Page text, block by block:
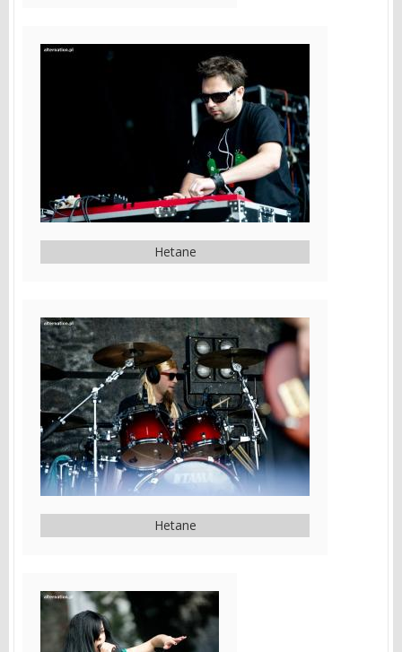
Hetane
Hetane